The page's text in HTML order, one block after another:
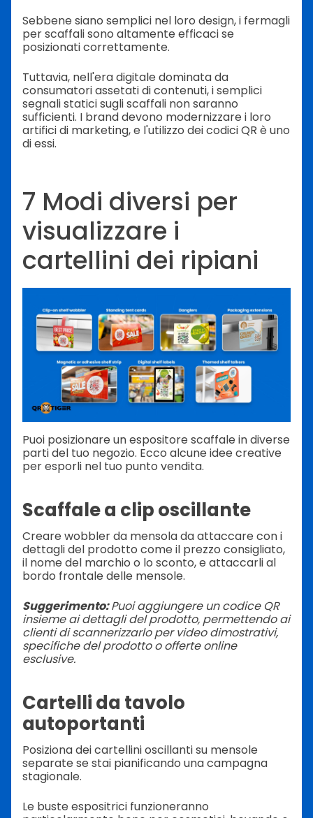
Sebbene siano semplici nel loro design, i fermagli
per scaffali sono altamente efficaci se
posizionati correttamente.
Tuttavia, nell'era digitale dominata da
consumatori assetati di contenuti, i semplici
segnali statici sugli scaffali non saranno
sufficienti. I brand devono modernizzare i loro
artifici di marketing, e l'utilizzo dei codici QR è uno
di essi.
7 Modi diversi per
visualizzare i
cartellini dei ripiani
Puoi posizionare un espositore scaffale in diverse
parti del tuo negozio. Ecco alcune idee creative
per esporli nel tuo punto vendita.
Scaffale a clip oscillante
Creare wobbler da mensola da attaccare con i
dettagli del prodotto come il prezzo consigliato,
il nome del marchio o lo sconto, e attaccarli al
bordo frontale delle mensole.
Suggerimento:Puoi aggiungere un codice QR
insieme ai dettagli del prodotto, permettendo ai
clienti di scannerizzarlo per video dimostrativi,
specifiche del prodotto o offerte online
esclusive.
Cartelli da tavolo
autoportanti
Posiziona dei cartellini oscillanti su mensole
separate se stai pianificando una campagna
stagionale.
Le buste espositrici funzioneranno